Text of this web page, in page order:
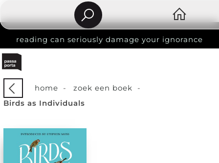
reading can seriously damage your ignorance
home - zoek een boek -
Birds as Individuals